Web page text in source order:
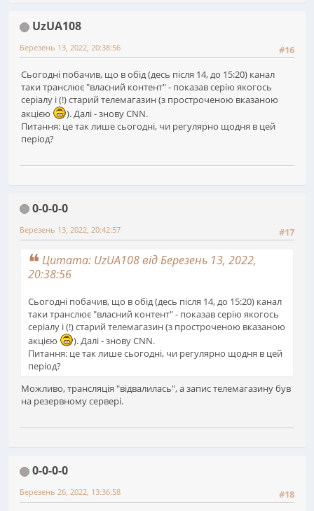
UzUA108
#16
Березень 13, 2022, 20:38:56
Сьогодні побачив, що в обід (десь після 14, до 15:20) канал
таки транслює "власний контент" - показав серію якогось
серіалу і (!) старий телемагазин (з простроченою вказаною
акцією
). Далі - знову CNN.
Питання: це так лише сьогодні, чи регулярно щодня в цей
період?
0-0-0-0
#17
Березень 13, 2022, 20:42:57
Цитата: UzUA108 від Березень 13, 2022,
20:38:56
Сьогодні побачив, що в обід (десь після 14, до 15:20) канал
таки транслює "власний контент" - показав серію якогось
серіалу і (!) старий телемагазин (з простроченою вказаною
акцією
). Далі - знову CNN.
Питання: це так лише сьогодні, чи регулярно щодня в цей
період?
Можливо, трансляція "відвалилась", а запис телемагазину був
на резервному сервері.
0-0-0-0
#18
Березень 26, 2022, 13:36:58